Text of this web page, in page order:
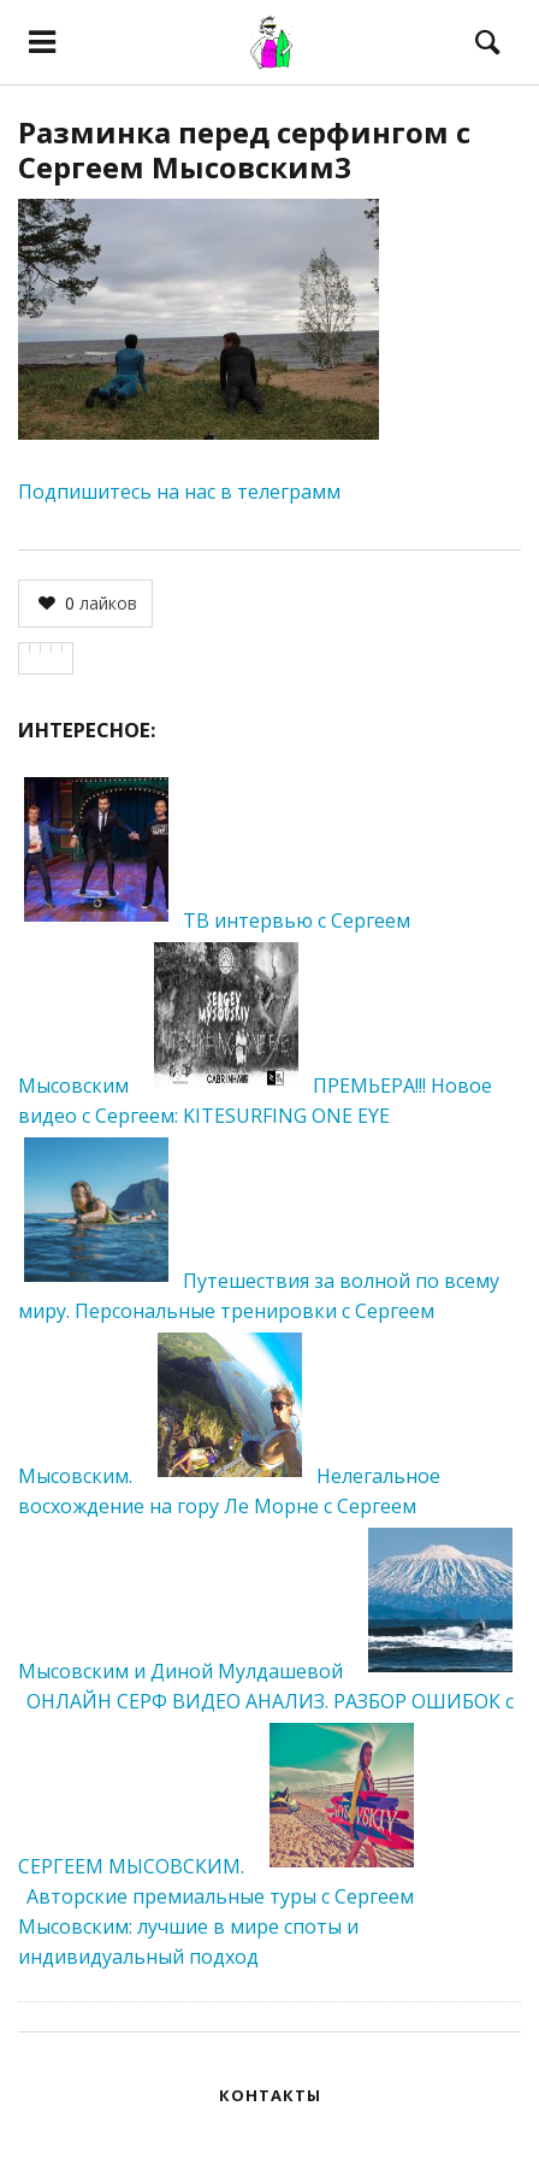
Разминка перед серфингом с
Сергеем Мысовским3
Подпишитесь на нас в телеграмм
0 лайков
ИНТЕРЕСНОЕ:
ТВ интервью с Сергеем
Мысовским
ПРЕМЬЕРА!!! Новое
видео с Сергеем: KITESURFING ONE EYE
Путешествия за волной по всему
миру. Персональные тренировки с Сергеем
Мысовским.
Нелегальное
восхождение на гору Ле Морне с Сергеем
Мысовским и Диной Мулдашевой
ОНЛАЙН СЕРФ ВИДЕО АНАЛИЗ. РАЗБОР ОШИБОК с
СЕРГЕЕМ МЫСОВСКИМ.
Авторские премиальные туры с Сергеем
Мысовским: лучшие в мире споты и
индивидуальный подход
КОНТАКТЫ